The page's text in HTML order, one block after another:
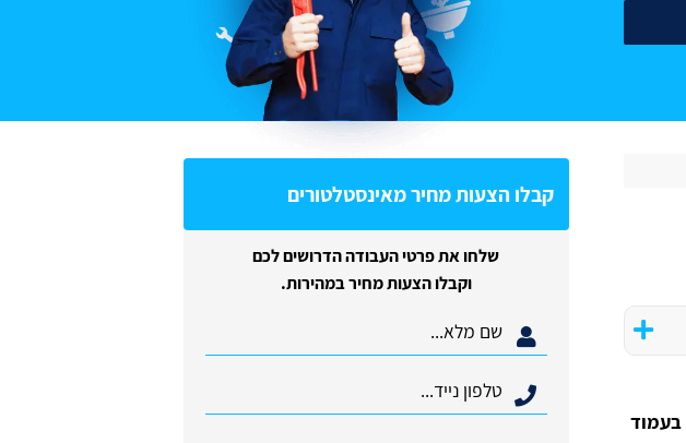
בעמוד
קבלו הצעות מחיר מאינסטלטורים
שלחו את פרטי העבודה הדרושים לכם
וקבלו הצעות מחיר במהירות.